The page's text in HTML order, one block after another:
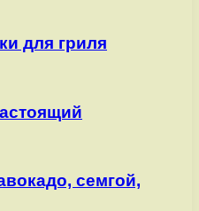
для гриля
семгой,